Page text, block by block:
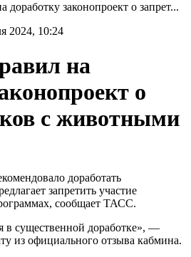
законопроект о запрет...
2024, 10:24
на
о
с животными
доработать
запретить участие
сообщает ТАСС.
в существенной доработке», —
из официального отзыва кабмина.